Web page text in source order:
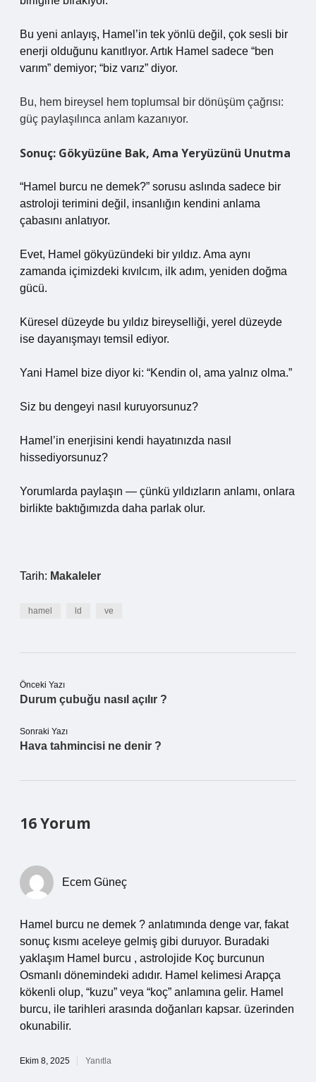
Bu yeni anlayış, Hamel’in tek yönlü değil, çok sesli bir
enerji olduğunu kanıtlıyor. Artık Hamel sadece “ben
varım” demiyor; “biz varız” diyor.
Bu, hem bireysel hem toplumsal bir dönüşüm çağrısı:
güç paylaşılınca anlam kazanıyor.
Sonuç: Gökyüzüne Bak, Ama Yeryüzünü Unutma
“Hamel burcu ne demek?” sorusu aslında sadece bir
astroloji terimini değil, insanlığın kendini anlama
çabasını anlatıyor.
Evet, Hamel gökyüzündeki bir yıldız. Ama aynı
zamanda içimizdeki kıvılcım, ilk adım, yeniden doğma
gücü.
Küresel düzeyde bu yıldız bireyselliği, yerel düzeyde
ise dayanışmayı temsil ediyor.
Yani Hamel bize diyor ki: “Kendin ol, ama yalnız olma.”
Siz bu dengeyi nasıl kuruyorsunuz?
Hamel’in enerjisini kendi hayatınızda nasıl
hissediyorsunuz?
Yorumlarda paylaşın — çünkü yıldızların anlamı, onlara
birlikte baktığımızda daha parlak olur.
Tarih: Makaleler
hamel ld ve
Önceki Yazı
Durum çubuğu nasıl açılır ?
Sonraki Yazı
Hava tahmincisi ne denir ?
16 Yorum
Ecem Güneç
Hamel burcu ne demek ? anlatımında denge var, fakat
sonuç kısmı aceleye gelmiş gibi duruyor. Buradaki
yaklaşım Hamel burcu , astrolojide Koç burcunun
Osmanlı dönemindeki adıdır. Hamel kelimesi Arapça
kökenli olup, “kuzu” veya “koç” anlamına gelir. Hamel
burcu, ile tarihleri arasında doğanları kapsar. üzerinden
okunabilir.
Ekim 8, 2025 Yanıtla